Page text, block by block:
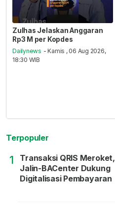
Zulhas Jelaskan Anggaran
Rp3 M per Kopdes
Dailynews - Kamis , 06 Aug 2026,
18:30 WIB
Terpopuler
1
Transaksi QRIS Meroket,
Jalin-BACenter Dukung
Digitalisasi Pembayaran